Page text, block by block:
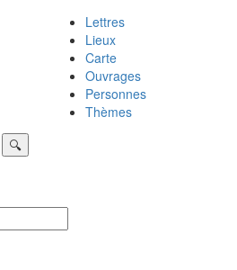
Lettres
Lieux
Carte
Ouvrages
Personnes
Thèmes